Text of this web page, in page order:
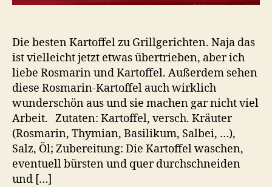
Die besten Kartoffel zu Grillgerichten. Naja das
ist vielleicht jetzt etwas übertrieben, aber ich
liebe Rosmarin und Kartoffel. Außerdem sehen
diese Rosmarin-Kartoffel auch wirklich
wunderschön aus und sie machen gar nicht viel
Arbeit. Zutaten: Kartoffel, versch. Kräuter
(Rosmarin, Thymian, Basilikum, Salbei, …),
Salz, Öl; Zubereitung: Die Kartoffel waschen,
eventuell bürsten und quer durchschneiden
und […]